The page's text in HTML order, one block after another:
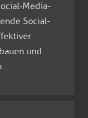
Media-
Social-
und